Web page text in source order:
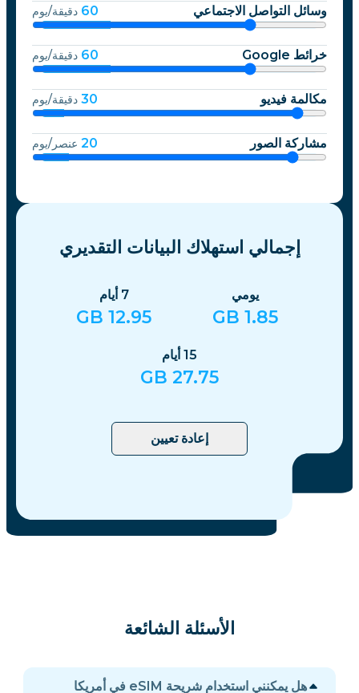
وسائل التواصل الاجتماعي 60 دقيقة/يوم
خرائط Google 60 دقيقة/يوم
مكالمة فيديو 30 دقيقة/يوم
مشاركة الصور 20 عنصر/يوم
إجمالي استهلاك البيانات التقديري
يومي
1.85
7 أيام
12.95
15 أيام
27.75
إعادة تعيين
الأسئلة الشائعة
هل يمكنني استخدام شريحة eSIM في أمريكا